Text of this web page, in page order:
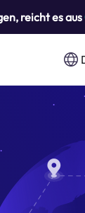
reicht es aus